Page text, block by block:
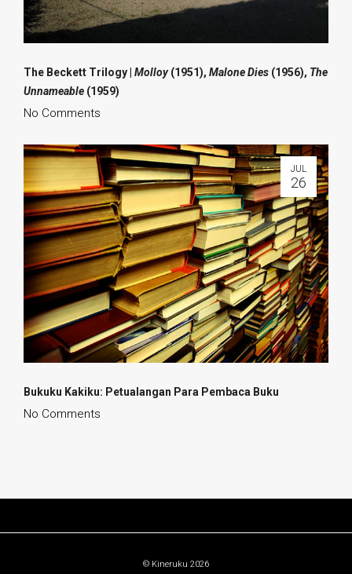
The Beckett Trilogy Molloy(1951), Malone Dies (1956), The
Unnameable (1959)
No Comments
JUL
26
Bukuku Kakiku: Petualangan Para Pembaca Buku
No Comments
© Kineruku 2026